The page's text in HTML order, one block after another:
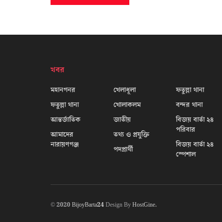
খবর
মহানগনর
ফতুল্লা থানা
আন্তর্জাতিক
আমাদের
নারায়ণগঞ্জ
খেলাধূলা
খোলাকলম
জাতীয়
তথ্য ও প্রযুক্তি
পদপ্রার্থী
ফতুল্লা থানা
বন্দর থানা
বিজয় বার্তা ২৪
পরিবার
বিজয় বার্তা ২৪
স্পেশাল
© 2020BijoyBarta24Design ByHostGine.